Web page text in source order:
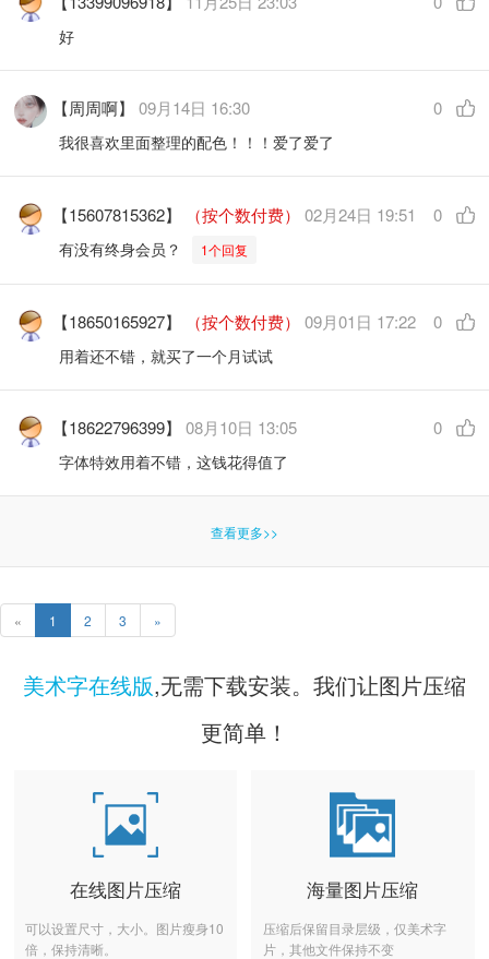
好
【周周啊】09月14日 16:30 0
我很喜欢里面整理的配色！！！爱了爱了
【15607815362】 （按个数付费） 02月24日 19:51 0
有没有终身会员？ 1个回复
【18650165927】 （按个数付费） 09月01日 17:22 0
用着还不错，就买了一个月试试
【18622796399】08月10日 13:05 0
字体特效用着不错，这钱花得值了
查看更多>>
« 1 2 3 »
美术字在线版,无需下载安装。我们让图片压缩
更简单！
在线图片压缩
可以设置尺寸，大小。图片瘦身10
倍，保持清晰。
海量图片压缩
压缩后保留目录层级，仅美术字
片，其他文件保持不变